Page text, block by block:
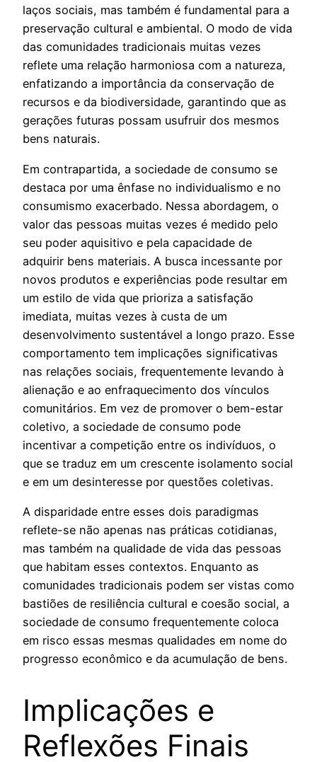
laços sociais, mas também é fundamental para a
preservação cultural e ambiental. O modo de vida
das comunidades tradicionais muitas vezes
reflete uma relação harmoniosa com a natureza,
enfatizando a importância da conservação de
recursos e da biodiversidade, garantindo que as
gerações futuras possam usufruir dos mesmos
bens naturais.
Em contrapartida, a sociedade de consumo se
destaca por uma ênfase no individualismo e no
consumismo exacerbado. Nessa abordagem, o
valor das pessoas muitas vezes é medido pelo
seu poder aquisitivo e pela capacidade de
adquirir bens materiais. A busca incessante por
novos produtos e experiências pode resultar em
um estilo de vida que prioriza a satisfação
imediata, muitas vezes à custa de um
desenvolvimento sustentável a longo prazo. Esse
comportamento tem implicações significativas
nas relações sociais, frequentemente levando à
alienação e ao enfraquecimento dos vínculos
comunitários. Em vez de promover o bem-estar
coletivo, a sociedade de consumo pode
incentivar a competição entre os indivíduos, o
que se traduz em um crescente isolamento social
e em um desinteresse por questões coletivas.
A disparidade entre esses dois paradigmas
reflete-se não apenas nas práticas cotidianas,
mas também na qualidade de vida das pessoas
que habitam esses contextos. Enquanto as
comunidades tradicionais podem ser vistas como
bastiões de resiliência cultural e coesão social, a
sociedade de consumo frequentemente coloca
em risco essas mesmas qualidades em nome do
progresso econômico e da acumulação de bens.
Implicações e
Reflexões Finais